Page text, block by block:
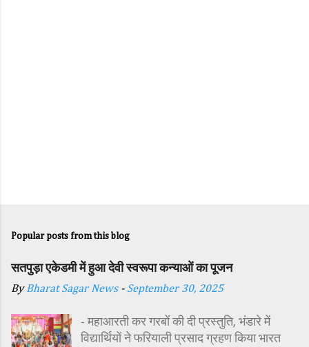
Popular posts from this blog
सतपुड़ा एकेडमी में हुआ देवी स्वरूपा कन्याओं का पूजन
ByBharat Sagar News - September 30, 2025
- महाआरती कर गरबों की दी प्रस्तुति, भंडारे में
विद्यार्थियों ने फरियाली प्रसाद ग्रहण किया भारत